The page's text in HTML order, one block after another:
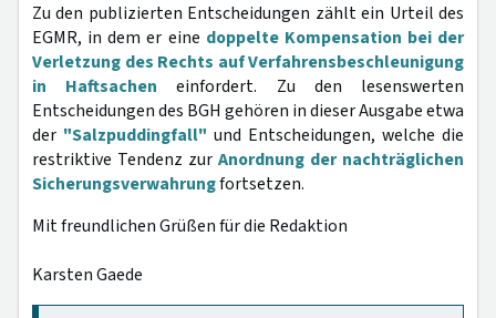
Zu den publizierten Entscheidungen zählt ein Urteil des
EGMR, in dem er eine doppelte Kompensation bei der
Verletzung des Rechts auf Verfahrensbeschleunigung
in Haftsachen einfordert. Zu den lesenswerten
Entscheidungen des BGH gehören in dieser Ausgabe etwa
der "Salzpuddingfall" und Entscheidungen, welche die
restriktive Tendenz zur Anordnung der nachträglichen
Sicherungsverwahrungfortsetzen.
Mit freundlichen Grüßen für die Redaktion
Karsten Gaede